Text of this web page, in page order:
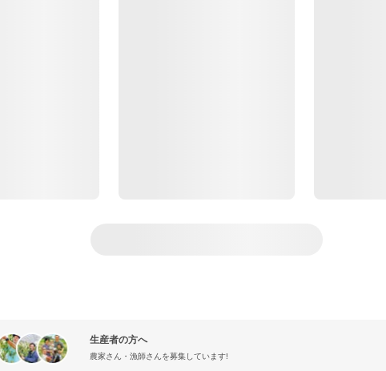
生産者の方へ
農家さん・漁師さんを募集しています!